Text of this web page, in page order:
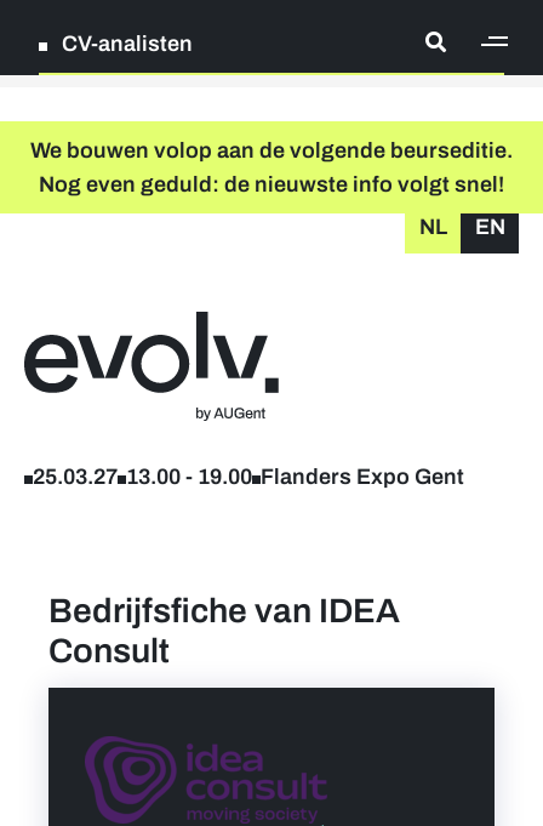
CV-analisten
Log in
Registreer
Registreer
Deelnemende bedrijven
We bouwen volop aan de volgende beurseditie.
Nog even geduld: de nieuwste info volgt snel!
NL
EN
25.03.27 13.00 - 19.00 Flanders Expo Gent
Bedrijfsfiche van IDEA
Consult